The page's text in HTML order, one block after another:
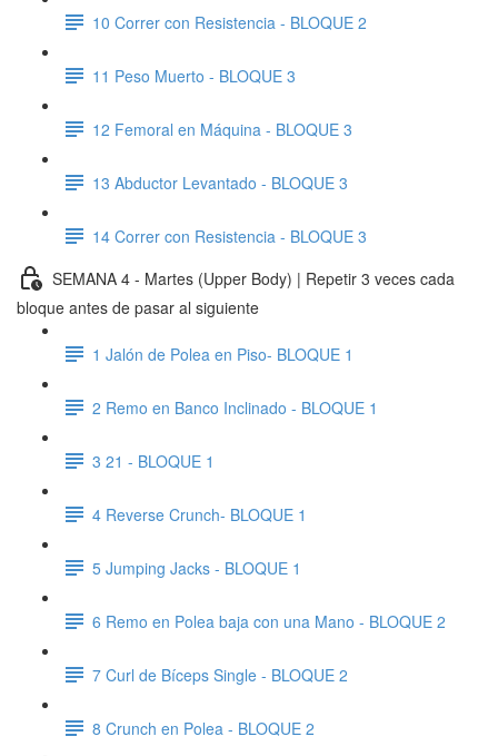
10 Correr con Resistencia - BLOQUE 2
11 Peso Muerto - BLOQUE 3
12 Femoral en Máquina - BLOQUE 3
13 Abductor Levantado - BLOQUE 3
14 Correr con Resistencia - BLOQUE 3
SEMANA 4 - Martes (Upper Body) | Repetir 3 veces cada
bloque antes de pasar al siguiente
1 Jalón de Polea en Piso- BLOQUE 1
2 Remo en Banco Inclinado - BLOQUE 1
3 21 - BLOQUE 1
4 Reverse Crunch- BLOQUE 1
5 Jumping Jacks - BLOQUE 1
6 Remo en Polea baja con una Mano - BLOQUE 2
7 Curl de Bíceps Single - BLOQUE 2
8 Crunch en Polea - BLOQUE 2